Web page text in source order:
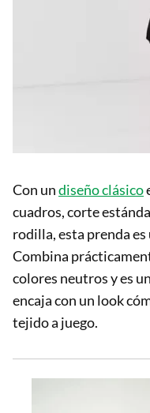
Con undiseño clásico
cuadros, corte
rodilla, esta prenda
Combina
colores neutros y es
encaja con un look
tejido a juego.